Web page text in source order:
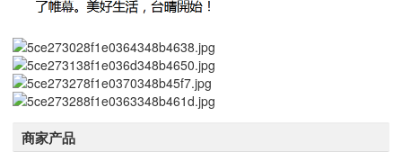
商家产品